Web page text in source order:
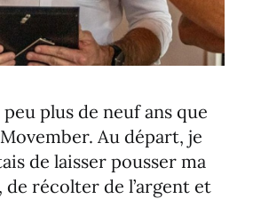
plus de neuf ans que
Au départ, je
de laisser pousser ma
de récolter de l’argent et